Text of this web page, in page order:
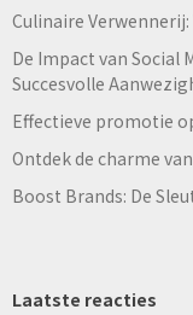
Culinaire
De Impact van Social
Succesvolle
Effectieve promotie
Ontdek de charme
Boost Brands: De
Laatste reacties